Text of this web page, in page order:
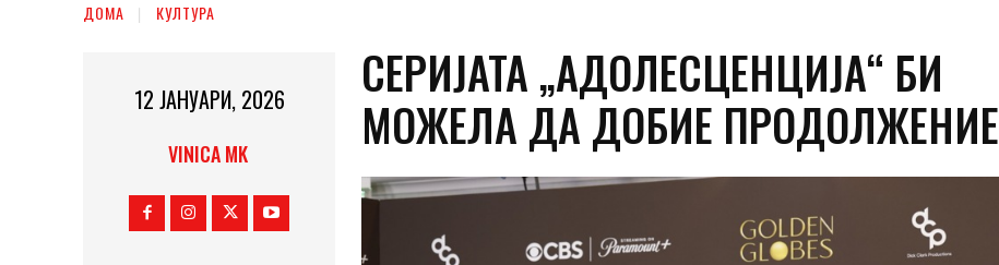
ДОМА КУЛТУРА
12 ЈАНУАРИ, 2026
VINICA MK
СЕРИЈАТА „АДОЛЕСЦЕНЦИЈА“ БИ
МОЖЕЛА ДА ДОБИЕ ПРОДОЛЖЕНИЕ